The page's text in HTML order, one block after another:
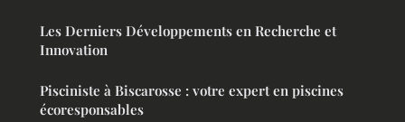
Les Derniers Développements en Recherche et
Innovation
Pisciniste à Biscarosse : votre expert en piscines
écoresponsables